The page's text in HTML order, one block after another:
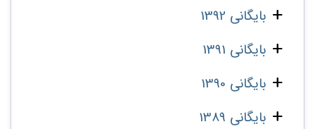
بایگانی 1392
بایگانی 1391
بایگانی 1390
بایگانی 1389